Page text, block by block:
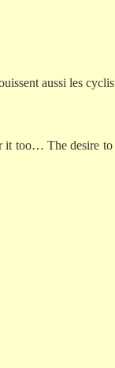
aussi les
it too… The desire